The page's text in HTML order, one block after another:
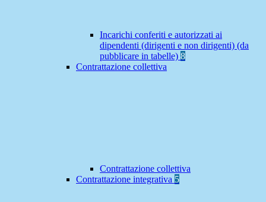
Incarichi conferiti e autorizzati ai
dipendenti (dirigenti e non dirigenti) (da
pubblicare in tabelle) 8
Contrattazione collettiva
Contrattazione collettiva
Contrattazione integrativa 5